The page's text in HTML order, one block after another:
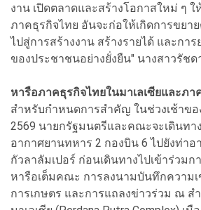
งาน เปิดตลาดและสร้างโอกาสใหม่ ๆ
ภาคธุรกิจไทย อันจะก่อให้เกิดการขยา
ไปสู่การสร้างงาน สร้างรายได้ และก
ของประชาชนอย่างยั่งยืน" นางสาวรัชด
หารือภาคธุรกิจไทยในมาเลเซียและภา
สำหรับกำหนดการสำคัญ ในช่วงเช้าข
2569 นายกรัฐมนตรีและคณะจะเดินทา
อากาศยานทหาร 2 กองบิน 6 ไปยังท่า
กัวลาลัมเปอร์ ก่อนเดินทางไปเข้าร่วมก
หารือเต็มคณะ การลงนามบันทึกความเ
การเกษตร และการแถลงข่าวร่วม ณ ส